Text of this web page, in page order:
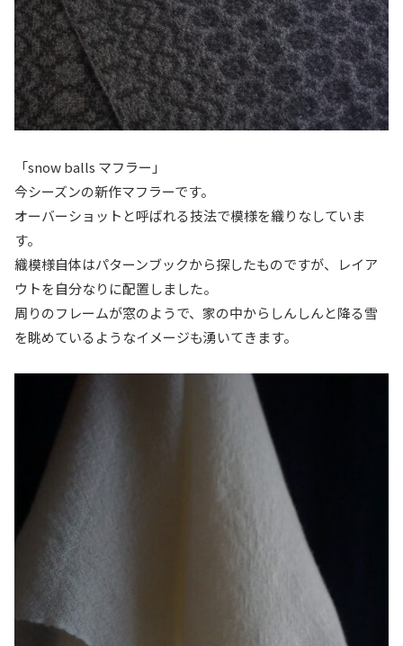
「snow balls マフラー」
今シーズンの新作マフラーです。
オーバーショットと呼ばれる技法で模様を織りなしていま
す。
織模様自体はパターンブックから探したものですが、レイア
ウトを自分なりに配置しました。
周りのフレームが窓のようで、家の中からしんしんと降る雪
を眺めているようなイメージも湧いてきます。